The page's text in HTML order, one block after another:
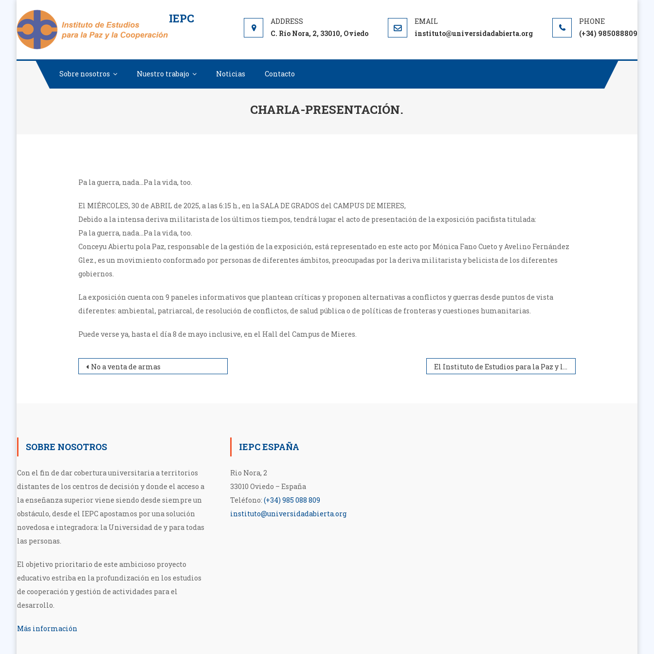
al
contenido
IEPC
C. Río Nora, 2, 33010, Oviedo instituto@universidadabierta.org (+34) 985088809
Sobre nosotros Nuestro trabajo Noticias Contacto
CHARLA-PRESENTACIÓN.
Pa la guerra, nada…Pa la vida, too.
El MIÉRCOLES, 30 de ABRIL de 2025, a las 6:15 h., en la SALA DE GRADOS del CAMPUS DE MIERES,
Debido a la intensa deriva militarista de los últimos tiempos, tendrá lugar el acto de presentación de la exposición pacifista titulada:
Pa la guerra, nada…Pa la vida, too.
Conceyu Abiertu pola Paz, responsable de la gestión de la exposición, está representado en este acto por Mónica Fano Cueto y Avelino Fernández
Glez., es un movimiento conformado por personas de diferentes ámbitos, preocupadas por la deriva militarista y belicista de los diferentes
gobiernos.
La exposición cuenta con 9 paneles informativos que plantean críticas y proponen alternativas a conflictos y guerras desde puntos de vista
diferentes: ambiental, patriarcal, de resolución de conflictos, de salud pública o de políticas de fronteras y cuestiones humanitarias.
Puede verse ya, hasta el día 8 de mayo inclusive, en el Hall del Campus de Mieres.
Navegación
No a venta de armas El Instituto de Estudios para la Paz y la Cooperación condena el ataque a Irán por parte de Estados Unidos e Israel
SOBRE NOSOTROS
Con el fin de dar cobertura universitaria a territorios
distantes de los centros de decisión y donde el acceso a
la enseñanza superior viene siendo desde siempre un
obstáculo, desde el IEPC apostamos por una solución
novedosa e integradora: la Universidad de y para todas
las personas.
El objetivo prioritario de este ambicioso proyecto
educativo estriba en la profundización en los estudios
de cooperación y gestión de actividades para el
desarrollo.
Más información
IEPC ESPAÑA
Rio Nora, 2
33010 Oviedo – España
Teléfono:(+34) 985 088 809
instituto@universidadabierta.org